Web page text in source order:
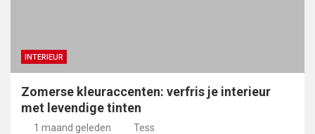
INTERIEUR
Zomerse kleuraccenten: verfris je interieur
met levendige tinten
1 maand geleden Tess